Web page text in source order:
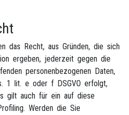
das Recht, aus Gründen, die sich
ergeben, jederzeit gegen die
personenbezogenen Daten,
1 lit. e oder f DSGVO erfolgt,
gilt auch für ein auf diese
Werden die Sie